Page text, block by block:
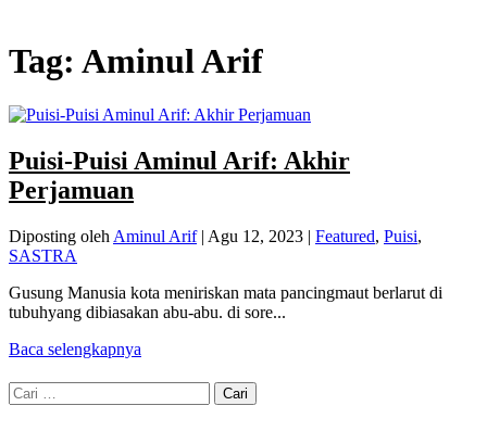
Tag: Aminul Arif
Puisi-Puisi Aminul Arif: Akhir
Perjamuan
Diposting oleh Aminul Arif| Agu 12, 2023 | Featured, Puisi,
SASTRA
Gusung Manusia kota meniriskan mata pancingmaut berlarut di
tubuhyang dibiasakan abu-abu. di sore...
Baca selengkapnya
Cari
untuk: